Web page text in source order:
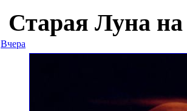
Старая Луна
Вчера